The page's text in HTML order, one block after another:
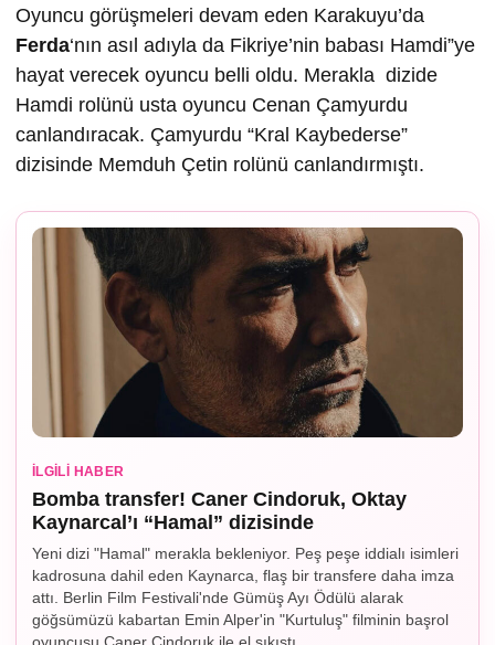
Oyuncu görüşmeleri devam eden Karakuyu’da
Ferda‘nın asıl adıyla da Fikriye’nin babası Hamdi”ye
hayat verecek oyuncu belli oldu. Merakla dizide
Hamdi rolünü usta oyuncu Cenan Çamyurdu
canlandıracak. Çamyurdu “Kral Kaybederse”
dizisinde Memduh Çetin rolünü canlandırmıştı.
İLGILI HABER
Bomba transfer! Caner Cindoruk, Oktay
Kaynarcal’ı “Hamal” dizisinde
Yeni dizi "Hamal" merakla bekleniyor. Peş peşe iddialı isimleri
kadrosuna dahil eden Kaynarca, flaş bir transfere daha imza
attı. Berlin Film Festivali'nde Gümüş Ayı Ödülü alarak
göğsümüzü kabartan Emin Alper'in "Kurtuluş" filminin başrol